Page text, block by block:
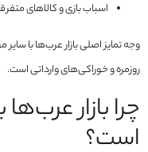
اسباب بازی و کالاهای
وجه تمایز اصلی بازار عرب‌ها با
روزمره و خوراکی‌های وارداتی است.
چرا بازار
است؟